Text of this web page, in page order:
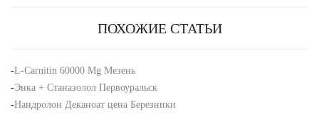
ПОХОЖИЕ СТАТЬИ
-L-Carnitin 60000 Mg Мезень
-Энка + Станазолол Первоуральск
-Нандролон Деканоат цена Березники